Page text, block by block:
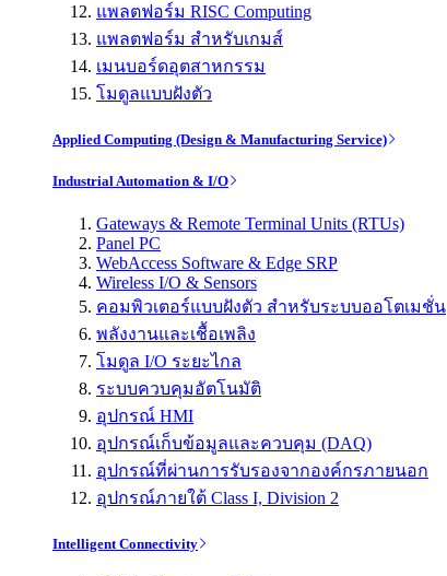
แพลตฟอร์ม RISC Computing
แพลตฟอร์ม สำหรับเกมส์
เมนบอร์ดอุตสาหกรรม
โมดูลแบบฝังตัว
Applied Computing (Design & Manufacturing Service)
Industrial Automation & I/O
Gateways & Remote Terminal Units (RTUs)
Panel PC
WebAccess Software & Edge SRP
Wireless I/O & Sensors
คอมพิวเตอร์แบบฝังตัว สำหรับระบบออโตเมชั่น
พลังงานและเชื้อเพลิง
โมดูล I/O ระยะไกล
ระบบควบคุมอัตโนมัติ
อุปกรณ์ HMI
อุปกรณ์เก็บข้อมูลและควบคุม (DAQ)
อุปกรณ์ที่ผ่านการรับรองจากองค์กรภายนอก
อุปกรณ์ภายใต้ Class I, Division 2
Intelligent Connectivity